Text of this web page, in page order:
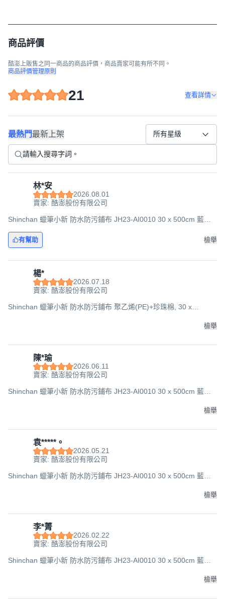
商品評價
酷澎上販售之同一商品的商品評價，商品賣家可能有所不同。
商品評價管理原則
21 查看詳情
最熱門最新上架 所有星級
林*安
2026.08.01
賣家: 酷澎股份有限公司
Shinchan 蠟筆小新 防水防污鋪布 JH23-AI0010 30 x 500cm 藍色,
有幫助 檢舉
楊*
2026.07.18
賣家: 酷澎股份有限公司
Shinchan 蠟筆小新 防水防污鋪布 聚乙烯(PE)+珍珠棉, 30 x
檢舉
陳*瑜
2026.06.11
賣家: 酷澎股份有限公司
Shinchan 蠟筆小新 防水防污鋪布 JH23-AI0010 30 x 500cm 藍色,
檢舉
袁*****。
2026.05.21
賣家: 酷澎股份有限公司
Shinchan 蠟筆小新 防水防污鋪布 JH23-AI0010 30 x 500cm 藍色,
檢舉
李*菁
2026.02.22
賣家: 酷澎股份有限公司
Shinchan 蠟筆小新 防水防污鋪布 JH23-AI0010 30 x 500cm 藍色,
檢舉